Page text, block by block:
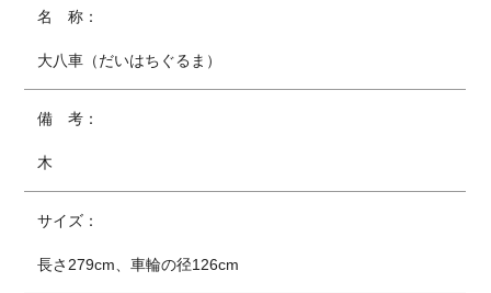
名 称：
大八車（だいはちぐるま）
備 考：
木
サイズ：
長さ279cm、車輪の径126cm